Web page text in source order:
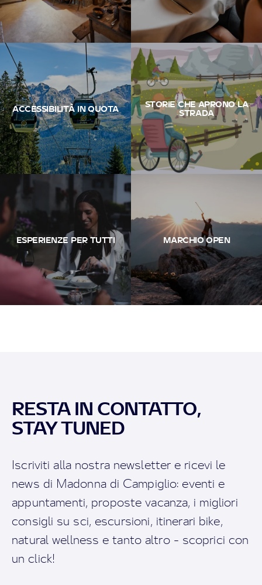
ACCESSIBILITÀ IN QUOTA
STORIE CHE APRONO LA
STRADA
ESPERIENZE PER TUTTI MARCHIO OPEN
RESTA IN CONTATTO,
STAY TUNED
Iscriviti alla nostra newsletter e ricevi le
news di Madonna di Campiglio: eventi e
appuntamenti, proposte vacanza, i migliori
consigli su sci, escursioni, itinerari bike,
natural wellness e tanto altro - scoprici con
un click!